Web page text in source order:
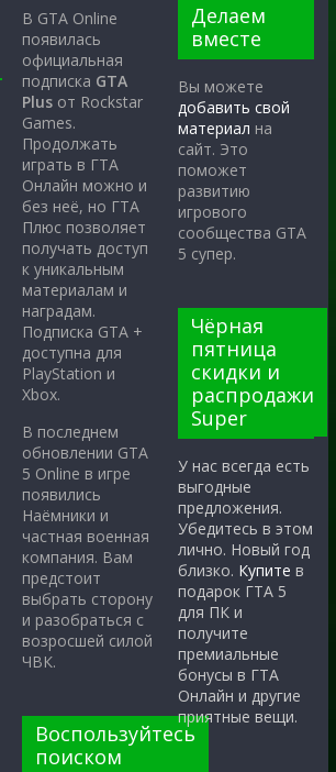
В GTA Online
появилась
официальная
подписка GTA
Plus от Rockstar
Games.
Продолжать
играть в ГТА
Онлайн можно и
без неё, но ГТА
Плюс позволяет
получать доступ
к уникальным
материалам и
наградам.
Подписка GTA +
доступна для
PlayStation и
Xbox.
В последнем
обновлении GTA
5 Online в игре
появились
Наёмники и
частная военная
компания. Вам
предстоит
выбрать сторону
и разобраться с
возросшей силой
ЧВК.
Воспользуйтесь
поиском
Делаем
вместе
Вы можете
добавить свой
материал на
сайт. Это
поможет
развитию
игрового
сообщества GTA
5 супер.
Чёрная
пятница
скидки и
распродажи
Super
У нас всегда есть
выгодные
предложения.
Убедитесь в этом
лично. Новый год
близко. Купите в
подарок ГТА 5
для ПК и
получите
премиальные
бонусы в ГТА
Онлайн и другие
приятные вещи.